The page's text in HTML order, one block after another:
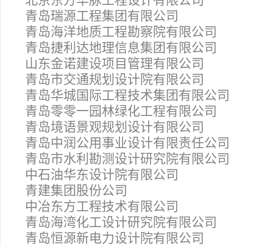
青岛瑞源工程集团有限公司
青岛海洋地质工程勘察院有限公司
青岛捷利达地理信息集团有限公司
山东金诺建设项目管理有限公司
青岛市交通规划设计院有限公司
青岛华城国际工程技术集团有限公司
青岛零零一园林绿化工程有限公司
青岛境语景观规划设计有限公司
青岛中润公用事业设计有限责任公司
青岛市水利勘测设计研究院有限公司
中石油华东设计院有限公司
青建集团股份公司
中冶东方工程技术有限公司
青岛海湾化工设计研究院有限公司
青岛恒源新电力设计院有限公司